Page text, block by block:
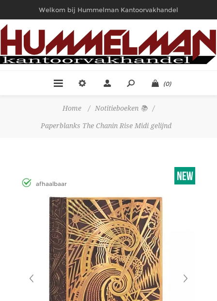
Welkom bij Hummelman Kantoorvakhandel
(0)
Home / Notitieboeken 📚 /
Paperblanks The Chanin Rise Midi gelijnd
afhaalbaar